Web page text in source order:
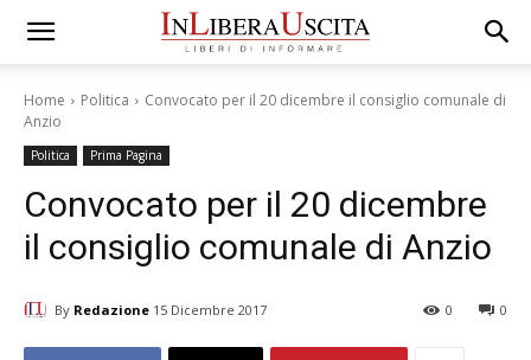
Home Politica
Convocato per il 20 dicembre il consiglio comunale di
Anzio
Politica Prima Pagina
Convocato per il 20 dicembre
il consiglio comunale di Anzio
By Redazione 15 Dicembre 2017 0
0